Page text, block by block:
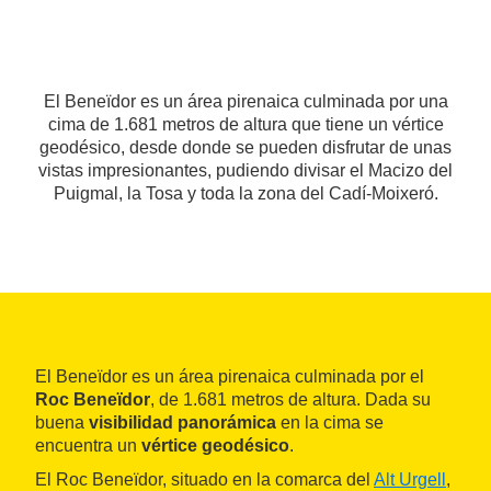
El Beneïdor es un área pirenaica culminada por una
cima de 1.681 metros de altura que tiene un vértice
geodésico, desde donde se pueden disfrutar de unas
vistas impresionantes, pudiendo divisar el Macizo del
Puigmal, la Tosa y toda la zona del Cadí-Moixeró.
El Beneïdor es un área pirenaica culminada por el
Roc Beneïdor, de 1.681 metros de altura. Dada su
buena visibilidad panorámica en la cima se
encuentra un vértice geodésico.
El Roc Beneïdor, situado en la comarca del Alt Urgell ,